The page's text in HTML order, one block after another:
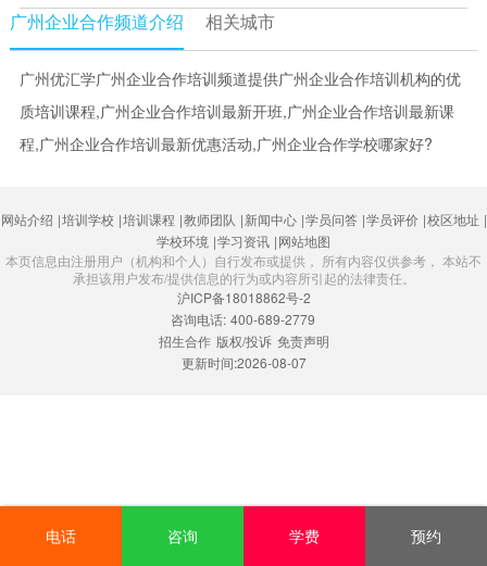
风格幽默，讲解生动，善于用案例带入
到知识点的讲解，让你爱上学习，以授
广州企业合作频道介绍 相关城市
广州优汇学广州企业合作培训频道提供广州企业合作培训机构的优
质培训课程,广州企业合作培训最新开班,广州企业合作培训最新课
程,广州企业合作培训最新优惠活动,广州企业合作学校哪家好?
网站介绍 |培训学校 |培训课程 |教师团队 |新闻中心 |学员问答 |学员评价 |校区地址 |
学校环境 |学习资讯 |网站地图
本页信息由注册用户（机构和个人）自行发布或提供， 所有内容仅供参考， 本站不
承担该用户发布/提供信息的行为或内容所引起的法律责任。
沪ICP备18018862号-2
咨询电话: 400-689-2779
招生合作 版权/投诉 免责声明
更新时间:2026-08-07
电话 咨询 学费 预约